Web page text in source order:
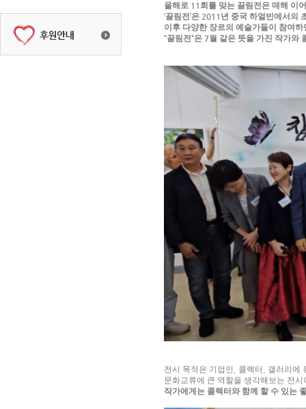
올해로 11 회를 맞는 끌림전은 매해 이
‘끌림전’은 2011 년 중국 하얼빈에서의
이후 다양한 장르의 예술가들이 참여하
“끌림전“은 7월 같은 뜻을 가진 작가와
전시 목적은 기업인 콜렉터
갤러리에
문화교류에 큰 역할을 생각해보는 전시
작가에게는 콜렉터와 함께 할 수 있는